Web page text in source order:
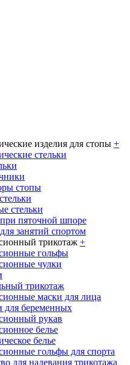
изделия для стопы +
стельки
стопы
стельки
пяточной шпоре
занятий спортом
трикотаж +
гольфы
чулки
трикотаж
маски для лица
для беременных
рукав
белье
белье
гольфы для спорта
для надевания трикотажа